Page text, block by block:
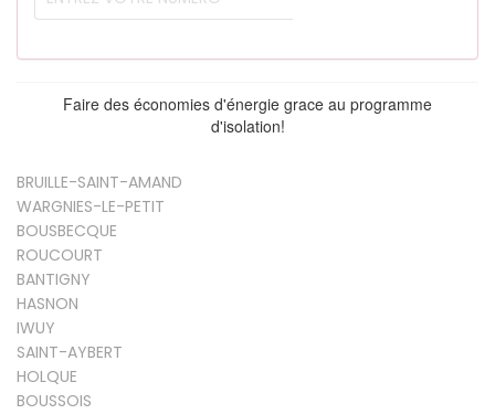
Faire des économies d'énergie grace au programme
d'isolation!
BRUILLE-SAINT-AMAND
WARGNIES-LE-PETIT
BOUSBECQUE
ROUCOURT
BANTIGNY
HASNON
IWUY
SAINT-AYBERT
HOLQUE
BOUSSOIS